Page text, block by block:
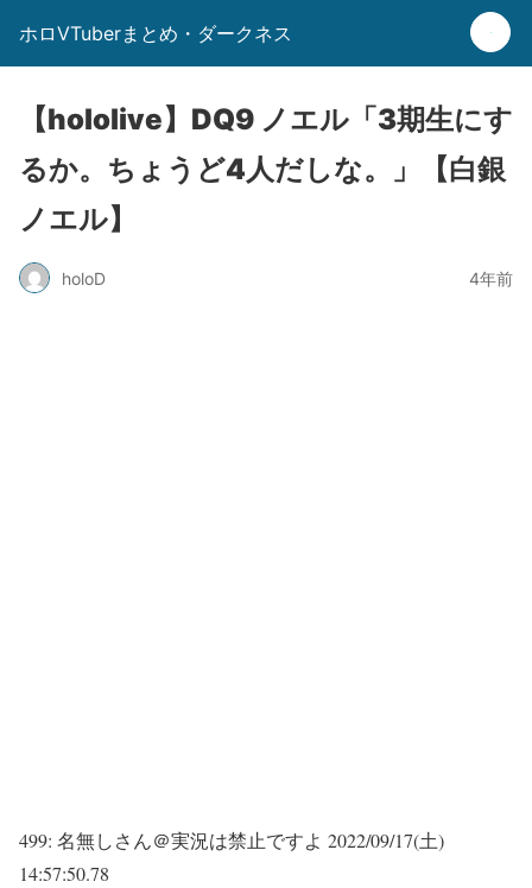
ホロVTuberまとめ・ダークネス
【hololive】DQ9 ノエル「3期生にす
るか。ちょうど4人だしな。」【白銀
ノエル】
holoD 4年前
499: 名無しさん＠実況は禁止ですよ 2022/09/17(土)
14:57:50.78